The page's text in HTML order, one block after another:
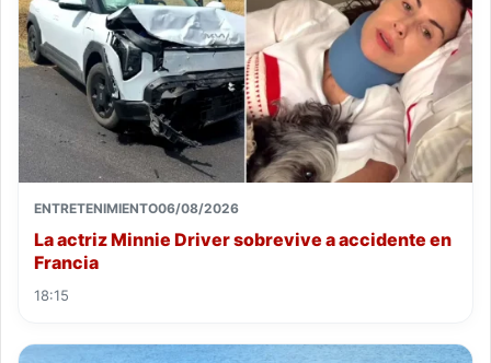
ENTRETENIMIENTO06/08/2026
La actriz Minnie Driver sobrevive a accidente en
Francia
18:15